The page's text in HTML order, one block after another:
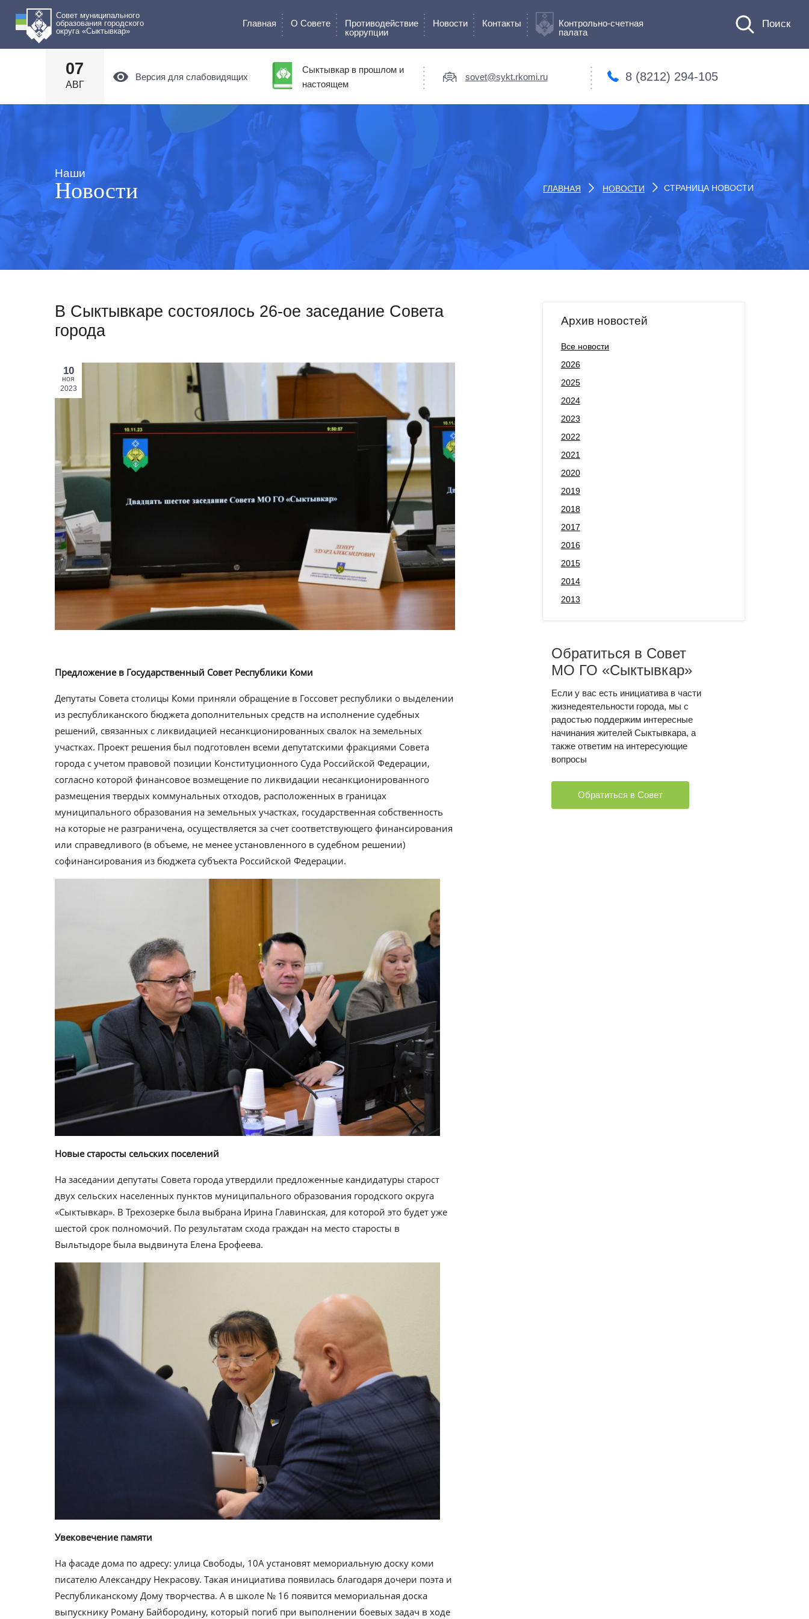
Совет муниципального
образования городского
округа «Сыктывкар»
Главная О Cовете
Противодействие
коррупции
Новости Контакты
Контрольно-счетная
палата
07
АВГ
Версия для слабовидящих
Сыктывкар в прошлом и
настоящем
sovet@sykt.rkomi.ru 8 (8212) 294-105
Наши
Новости ГЛАВНАЯ НОВОСТИ СТРАНИЦА НОВОСТИ
В Сыктывкаре состоялось 26-ое заседание Совета
города
10
ноя
2023
Предложение в Государственный Совет Республики Коми
Депутаты Совета столицы Коми приняли обращение в Госсовет республики о выделении
из республиканского бюджета дополнительных средств на исполнение судебных
решений, связанных с ликвидацией несанкционированных свалок на земельных
участках. Проект решения был подготовлен всеми депутатскими фракциями Совета
города с учетом правовой позиции Конституционного Суда Российской Федерации,
согласно которой финансовое возмещение по ликвидации несанкционированного
размещения твердых коммунальных отходов, расположенных в границах
муниципального образования на земельных участках, государственная собственность
на которые не разграничена, осуществляется за счет соответствующего финансирования
или справедливого (в объеме, не менее установленного в судебном решении)
софинансирования из бюджета субъекта Российской Федерации.
Новые старосты сельских поселений
На заседании депутаты Совета города утвердили предложенные кандидатуры старост
двух сельских населенных пунктов муниципального образования городского округа
«Сыктывкар». В Трехозерке была выбрана Ирина Главинская, для которой это будет уже
шестой срок полномочий. По результатам схода граждан на место старосты в
Выльтыдоре была выдвинута Елена Ерофеева.
Увековечение памяти
На фасаде дома по адресу: улица Свободы, 10А установят мемориальную доску коми
писателю Александру Некрасову. Такая инициатива появилась благодаря дочери поэта и
Республиканскому Дому творчества. А в школе № 16 появится мемориальная доска
выпускнику Роману Байбородину, который погиб при выполнении боевых задач в ходе
Архив новостей
Все новости
2026
2025
2024
2023
2022
2021
2020
2019
2018
2017
2016
2015
2014
2013
Обратиться в Совет
МО ГО «Сыктывкар»
Если у вас есть инициатива в части
жизнедеятельности города, мы с
радостью поддержим интересные
начинания жителей Сыктывкара, а
также ответим на интересующие
вопросы
Обратиться в Совет